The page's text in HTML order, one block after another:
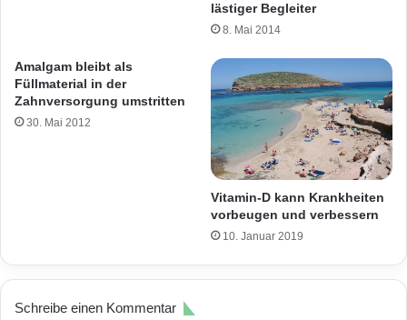
lästiger Begleiter
8. Mai 2014
Amalgam bleibt als
Füllmaterial in der
Zahnversorgung umstritten
30. Mai 2012
Vitamin-D kann Krankheiten
vorbeugen und verbessern
10. Januar 2019
Schreibe einen Kommentar